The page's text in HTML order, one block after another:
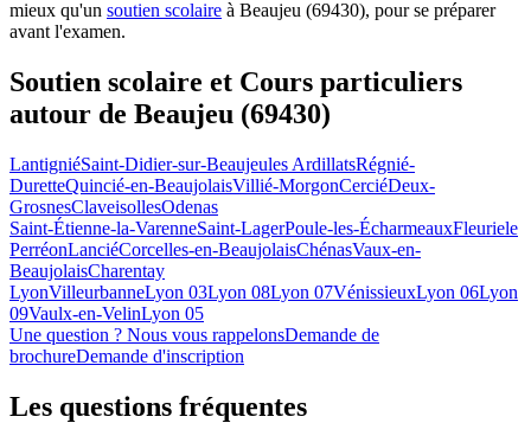
mieux qu'un soutien scolaire à Beaujeu (69430), pour se préparer
avant l'examen.
Soutien scolaire et Cours particuliers
autour de Beaujeu (69430)
LantigniéSaint-Didier-sur-Beaujeules ArdillatsRégnié-
DuretteQuincié-en-BeaujolaisVillié-MorgonCerciéDeux-
GrosnesClaveisollesOdenas
Saint-Étienne-la-VarenneSaint-LagerPoule-les-ÉcharmeauxFleuriele
PerréonLanciéCorcelles-en-BeaujolaisChénasVaux-en-
BeaujolaisCharentay
LyonVilleurbanneLyon 03Lyon 08Lyon 07VénissieuxLyon 06Lyon
09Vaulx-en-VelinLyon 05
Une question ? Nous vous rappelonsDemande de
brochureDemande d'inscription
Les questions fréquentes